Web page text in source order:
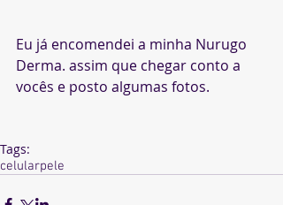
Eu já encomendei a minha Nurugo
Derma. assim que chegar conto a
vocês e posto algumas fotos.
Tags:
celularpele